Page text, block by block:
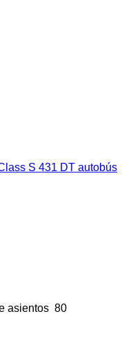
S 431 DT autobús
asientos 80